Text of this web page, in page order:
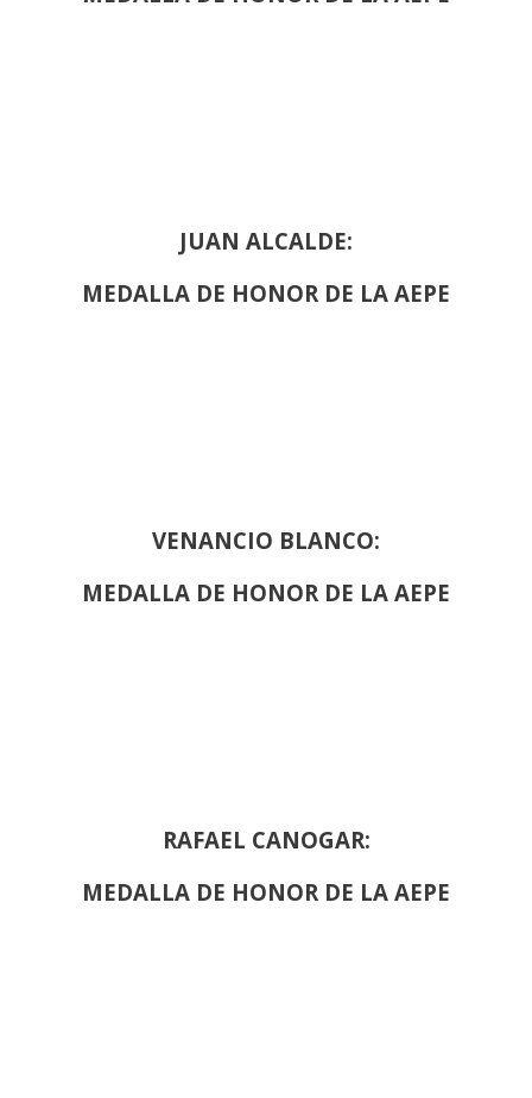
JUAN ALCALDE:
MEDALLA DE HONOR DE LA AEPE
VENANCIO BLANCO:
MEDALLA DE HONOR DE LA AEPE
RAFAEL CANOGAR:
MEDALLA DE HONOR DE LA AEPE